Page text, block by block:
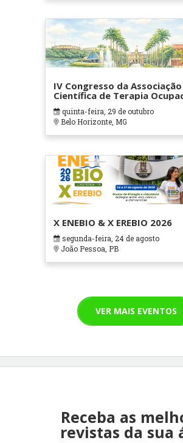
IV Congresso da Associação
Científica de Terapia
em Contextos Hospitalares e
Cuidados Paliativos -
quinta-feira, 29 de outubro
Belo Horizonte, MG
X ENEBIO & X EREBIO 2026
segunda-feira, 24 de agosto
João Pessoa, PB
VER MAIS EVENTOS
Receba as
revistas da sua